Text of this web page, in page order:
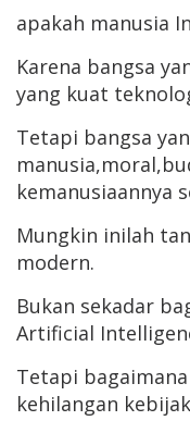
apakah manusia
Karena bangsa
yang kuat
Tetapi bangsa
kemanusiaannya
Mungkin inilah
modern.
Bukan sekadar
Artificial
Tetapi
kehilangan